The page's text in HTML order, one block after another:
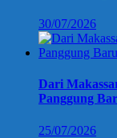
30/07/2026
Dari
Panggung
25/07/2026